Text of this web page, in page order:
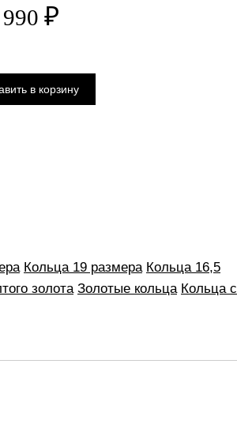
Кольца 19 размера Кольца 16,5
золота Золотые кольца Кольца с